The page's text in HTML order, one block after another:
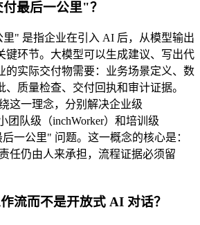
最后一公里"？
" 是指企业在引入 AI 后，从模型输出
键环节。大模型可以生成建议、写出代
的实际交付物需要：业务场景定义、数
质量检查、交付回执和审计证据。
这一理念，分别解决企业级
团队级（inchWorker）和培训级
后一公里" 问题。这一概念的核心是：
任仍由人来承担，流程证据必须留
流而不是开放式 AI 对话？